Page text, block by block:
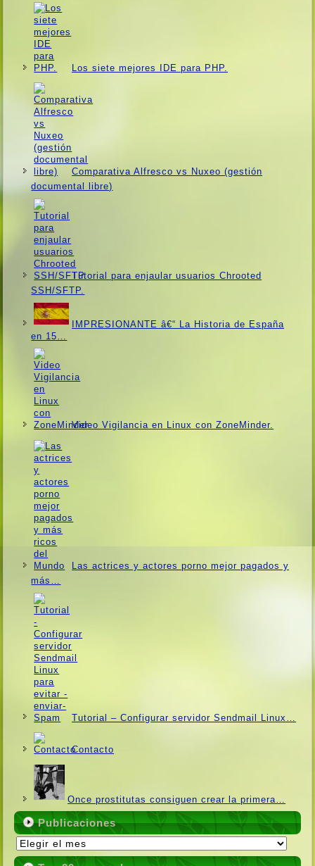
Los siete mejores IDE para PHP.
Comparativa Alfresco vs Nuxeo (gestión
documental libre)
Tutorial para enjaular usuarios Chrooted
SSH/SFTP.
IMPRESIONANTE â€“ La Historia de España
en 15…
Video Vigilancia en Linux con ZoneMinder.
Las actrices y actores porno mejor pagados y
más…
Tutorial – Configurar servidor Sendmail Linux…
Contacto
Once prostitutas consiguen crear la primera…
Publicaciones
Publicaciones